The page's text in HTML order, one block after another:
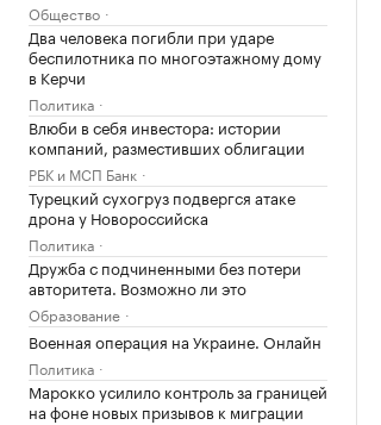
Общество
Два человека погибли при ударе
беспилотника по многоэтажному дому
в Керчи
Политика
Влюби в себя инвестора: истории
компаний, разместивших облигации
РБК и МСП Банк
Турецкий сухогруз подвергся атаке
дрона у Новороссийска
Политика
Дружба с подчиненными без потери
авторитета. Возможно ли это
Образование
Военная операция на Украине. Онлайн
Политика
Марокко усилило контроль за границей
на фоне новых призывов к миграции